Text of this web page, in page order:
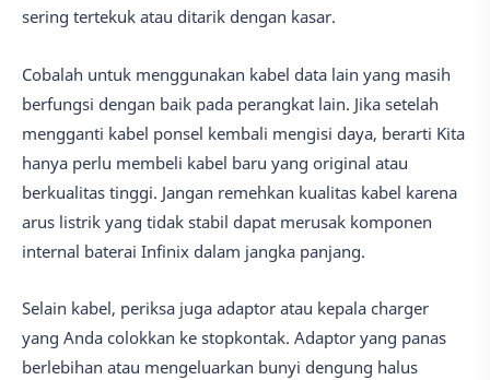
sering tertekuk atau ditarik dengan kasar.
Cobalah untuk menggunakan kabel data lain yang masih
berfungsi dengan baik pada perangkat lain. Jika setelah
mengganti kabel ponsel kembali mengisi daya, berarti Kita
hanya perlu membeli kabel baru yang original atau
berkualitas tinggi. Jangan remehkan kualitas kabel karena
arus listrik yang tidak stabil dapat merusak komponen
internal baterai Infinix dalam jangka panjang.
Selain kabel, periksa juga adaptor atau kepala charger
yang Anda colokkan ke stopkontak. Adaptor yang panas
berlebihan atau mengeluarkan bunyi dengung halus